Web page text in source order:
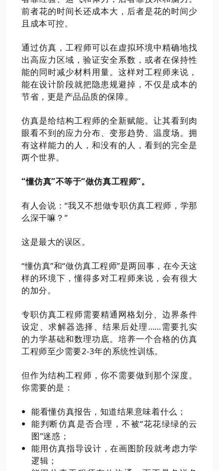
前者花的时间长还成本大，后者是花的时间少
且成本可控。
通过仿真，工程师可以在虚拟环境中精确地找
出高应力区域，验证安全系数，或者在保持性
能的同时减少材料用量。这样对工程师来说，
能在设计阶段就把隐患规避掉，不仅是成本的
节省，更是产品品质的保障。
仿真是给结构工程师的全新赋能。让其看到肉
眼看不到的应力分布、变形趋势、温度场。拥
有这样能力的人，和没有的人，看到的完全是
两个世界。
“懂仿真”不等于“做仿真工程师”。
有人会说：“我又不想做专职仿真工程师，学那
么深干嘛？”
这是最大的误区。
“懂仿真”和“做仿真工程师”是两回事，在今天这
样的环境下，懂得多对工程师来说，会有很大
的加分。
专职仿真工程师需要精通网格划分、边界条件
设定、求解器选择、结果后处理……需要扎实
的力学基础和数理功底。培养一个合格的仿真
工程师至少需要2-3年的系统性训练。
但作为结构工程师，你不需要做到那个深度。
你需要的是：
能看懂仿真报告，知道结果意味着什么；
能判断仿真是否合理，不被“花花绿绿的云
图”迷惑；
能用仿真指导设计，在画图阶段就考虑力学
逻辑；